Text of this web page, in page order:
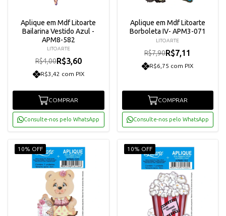
Aplique em Mdf Litoarte
Bailarina Vestido Azul -
APM8-582
LITOARTE
R$4,00R$3,60
R$3,42 com PIX
COMPRAR
Consulte-nos pelo WhatsApp
Aplique em Mdf Litoarte
Borboleta IV- APM3-071
LITOARTE
R$7,90R$7,11
R$6,75 com PIX
COMPRAR
Consulte-nos pelo WhatsApp
10% OFF 10% OFF